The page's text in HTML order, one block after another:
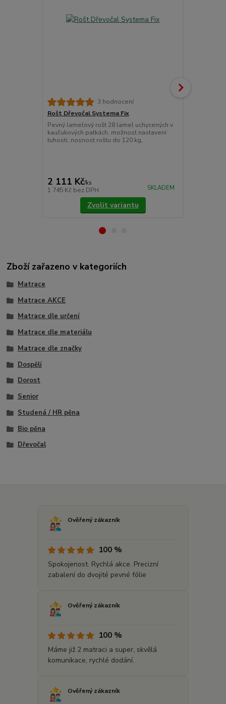
3 hodnocení
Rošt Dřevočal Systema Fix
Pevný lamelový rošt 28 lamel uchycených v
kaučukových patkách, možnost nastavení
tuhosti, nosnost roštu do 120 kg,
2 111 Kč/ks
1 745 Kč bez DPH SKLADEM
Zvolit variantu
Zboží zařazeno v kategoriích
Matrace
Matrace AKCE
Matrace dle určení
Matrace dle materiálu
Matrace dle značky
Dospělí
Dorost
Senior
Studená / HR pěna
Bio pěna
Dřevočal
Ověřený zákazník
100 %
Spokojenost. Rychlá akce. Precizní
zabalení do dvojité pevné fólie
Ověřený zákazník
100 %
Máme již 2 matraci a super, skvělá
komunikace, rychlé dodání.
Ověřený zákazník